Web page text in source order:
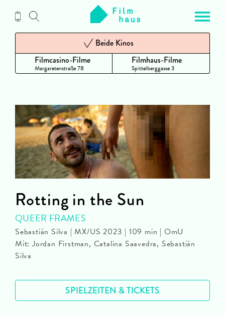
Inhalt
Filmcasino-Filme
Margaretenstraße 78
Beide Kinos
Filmhaus-Filme
Spittelberggasse 3
Rotting in the Sun
QUEER FRAMES
Sebastián Silva | MX/US 2023 | 109 min | OmU
Mit: Jordan Firstman, Catalina Saavedra, Sebastián
Silva
SPIELZEITEN & TICKETS